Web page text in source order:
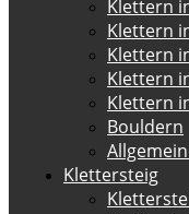
Klettern
Klettern
Klettern
Klettern
Klettern
Bouldern
Klettersteig